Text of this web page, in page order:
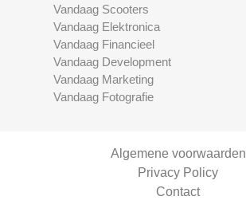
Vandaag Scooters
Vandaag Elektronica
Vandaag Financieel
Vandaag Development
Vandaag Marketing
Vandaag Fotografie
Algemene voorwaarden
Privacy Policy
Contact